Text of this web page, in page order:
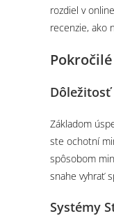
rozdiel v
recenzie, ako
Dôležitosť
Základom
ste ochotní
spôsobom
snahe vyhrať
Systémy